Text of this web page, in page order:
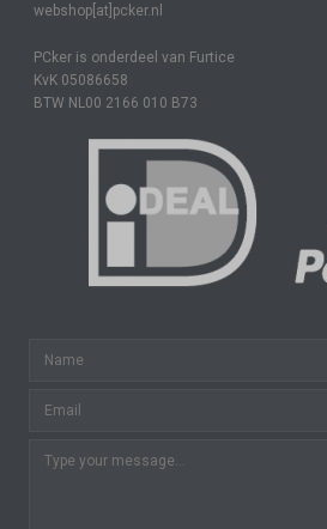
webshop[at]pcker.nl
PCker is onderdeel van Furtice
KvK 05086658
BTW NL00 2166 010 B73